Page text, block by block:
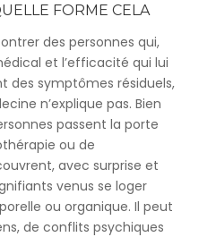
FORME CELA
des personnes qui,
et l’efficacité qui lui
des symptômes résiduels,
n’explique pas. Bien
passent la porte
ou de
avec surprise et
venus se loger
ou organique. Il peut
de conflits psychiques